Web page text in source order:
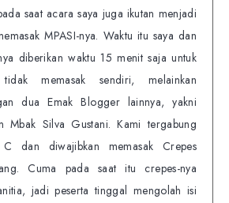
saat acara saya juga ikutan menjadi
MPASI-nya. Waktu itu saya dan
diberikan waktu 15 menit saja untuk
memasak sendiri, melainkan
dua Emak Blogger lainnya, yakni
Silva Gustani. Kami tergabung
dan diwajibkan memasak Crepes
Cuma pada saat itu crepes-nya
jadi peserta tinggal mengolah isi